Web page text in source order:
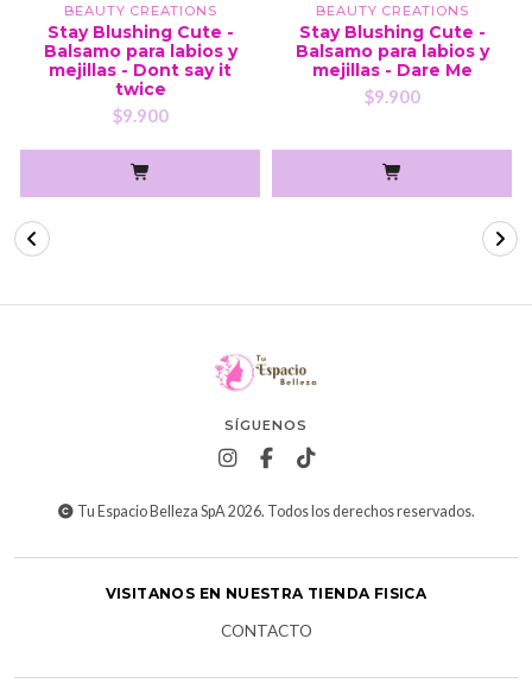
BEAUTY CREATIONS
Stay Blushing Cute -
Balsamo para labios y
mejillas - Dont say it
twice
$9.900
BEAUTY CREATIONS
Stay Blushing Cute -
Balsamo para labios y
mejillas - Dare Me
$9.900
SÍGUENOS
Tu Espacio Belleza SpA 2026. Todos los derechos reservados.
VISITANOS EN NUESTRA TIENDA FISICA
CONTACTO